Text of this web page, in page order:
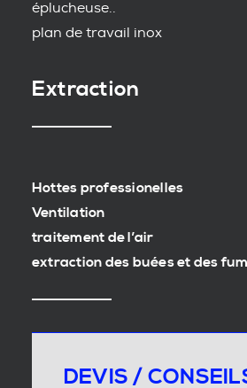
éplucheuse..
plan de travail inox
Extraction
Hottes professionelles
Ventilation
traitement de l’air
extraction des buées et des
DEVIS /